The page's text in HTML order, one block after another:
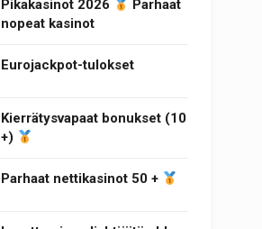
Pikakasinot 2026
Parhaat
nopeat kasinot
Eurojackpot-tulokset
Kierrätysvapaat bonukset (10
+)
Parhaat nettikasinot 50 +